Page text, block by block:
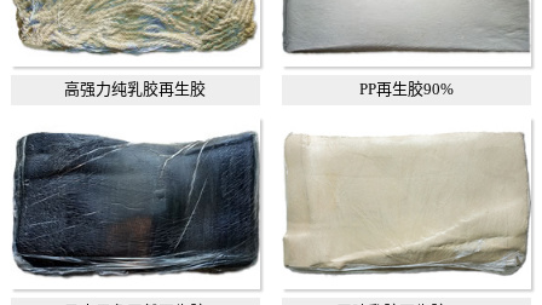
高强力纯乳胶再生胶 PP再生胶90%